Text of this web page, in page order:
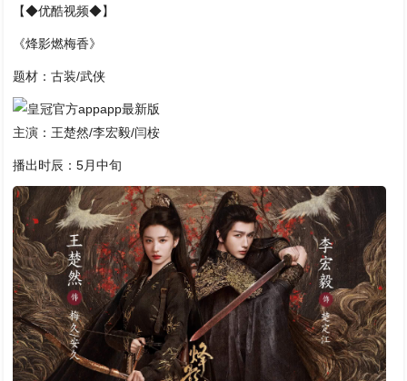
【◆优酷视频◆】
《烽影燃梅香》
题材：古装/武侠
主演：王楚然/李宏毅/闫桉
播出时辰：5月中旬